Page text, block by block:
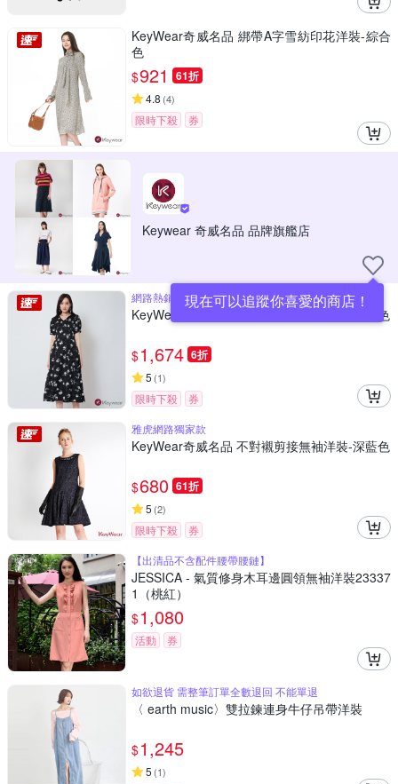
KeyWear奇威名品 綁帶A字雪紡印花洋裝-綜合
色
$921 61折
4.8 (4)
限時下殺 券
Keywear 奇威名品 品牌旗艦店
現在可以追蹤你喜愛的商店！
網路熱銷，春夏新品上市
KeyWear奇威名品 手繪玫瑰提花印花洋裝-黑色
$1,674 6折
5 (1)
限時下殺
券
雅虎網路獨家款
KeyWear奇威名品 不對襯剪接無袖洋裝-深藍色
$680 61折
5 (2)
限時下殺
券
【出清品不含配件腰帶腰鏈】
JESSICA - 氣質修身木耳邊圓領無袖洋裝23337
1（桃紅）
$1,080
活動 券
如欲退貨 需整筆訂單全數退回 不能單退
〈 earth music〉雙拉鍊連身牛仔吊帶洋裝
$1,245
5 (1)